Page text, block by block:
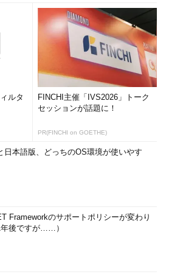
ルタ
FINCHI主催「IVS2026」トーク
セッションが話題に！
PR(FINCHI on GOETHE)
日本語版、どっちのOS環境が使いやす
Frameworkのサポートポリシーが変わり
年後ですが……）